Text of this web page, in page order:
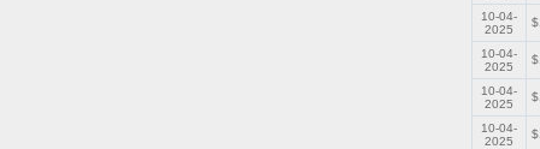
10-04-
2025
10-04-
2025
10-04-
2025
10-04-
2025